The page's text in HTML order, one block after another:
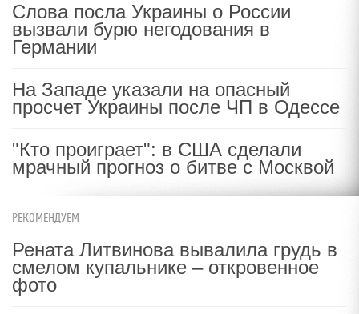
Слова посла Украины о России
вызвали бурю негодования в
Германии
На Западе указали на опасный
просчет Украины после ЧП в Одессе
"Кто проиграет": в США сделали
мрачный прогноз о битве с Москвой
РЕКОМЕНДУЕМ
Рената Литвинова вывалила грудь в
смелом купальнике – откровенное
фото